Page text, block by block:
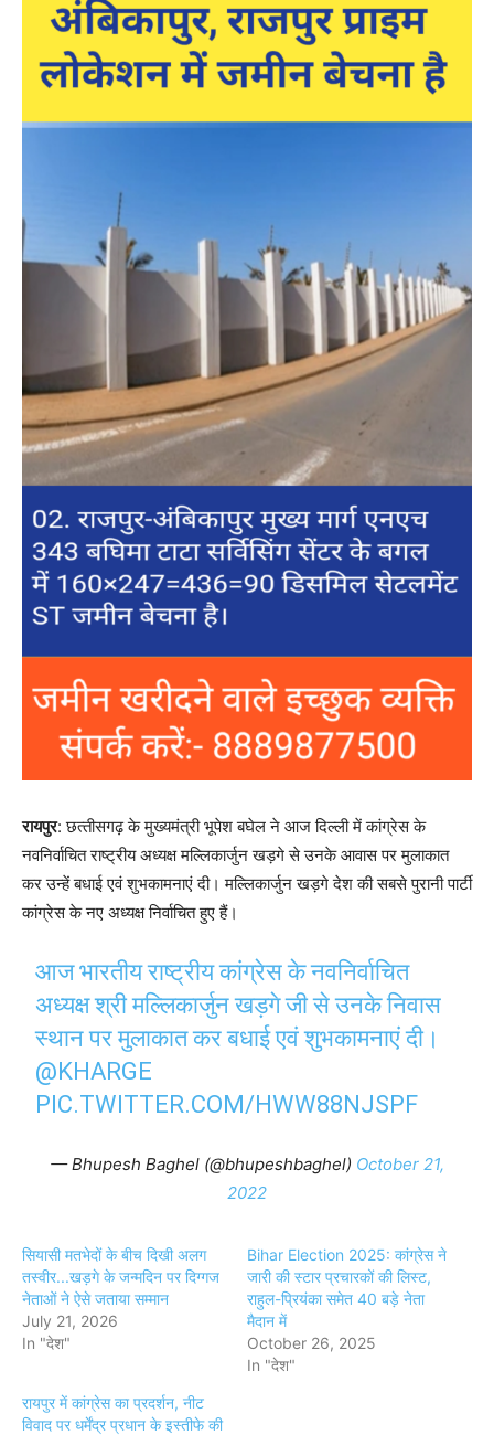
रायपुर: छत्‍तीसगढ़ के मुख्यमंत्री भूपेश बघेल ने आज दिल्ली में कांग्रेस के
नवनिर्वाचित राष्ट्रीय अध्यक्ष मल्लिकार्जुन खड़गे से उनके आवास पर मुलाकात
कर उन्‍हें बधाई एवं शुभकामनाएं दी। मल्लिकार्जुन खड़गे देश की सबसे पुरानी पार्टी
कांग्रेस के नए अध्यक्ष निर्वाचित हुए हैं।
आज भारतीय राष्ट्रीय कांग्रेस के नवनिर्वाचित
अध्यक्ष श्री मल्लिकार्जुन खड़गे जी से उनके निवास
स्थान पर मुलाकात कर बधाई एवं शुभकामनाएं दी।
@KHARGE
PIC.TWITTER.COM/HWW88NJSPF
— Bhupesh Baghel (@bhupeshbaghel) October 21,
2022
सियासी मतभेदों के बीच दिखी अलग
तस्वीर...खड़गे के जन्मदिन पर दिग्गज
नेताओं ने ऐसे जताया सम्मान
July 21, 2026
In "देश"
Bihar Election 2025: कांग्रेस ने
जारी की स्टार प्रचारकों की लिस्ट,
राहुल-प्रियंका समेत 40 बड़े नेता
मैदान में
October 26, 2025
In "देश"
रायपुर में कांग्रेस का प्रदर्शन, नीट
विवाद पर धर्मेंद्र प्रधान के इस्तीफे की